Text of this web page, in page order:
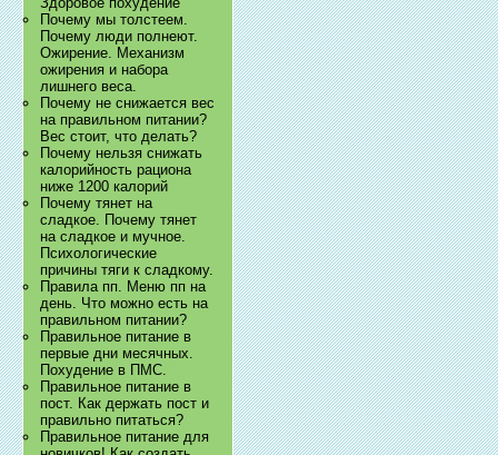
Почему мы толстеем.
Почему люди полнеют.
Ожирение. Механизм
ожирения и набора
лишнего веса.
Почему не снижается вес
на правильном питании?
Вес стоит, что делать?
Почему нельзя снижать
калорийность рациона
ниже 1200 калорий
Почему тянет на
сладкое. Почему тянет
на сладкое и мучное.
Психологические
причины тяги к сладкому.
Правила пп. Меню пп на
день. Что можно есть на
правильном питании?
Правильное питание в
первые дни месячных.
Похудение в ПМС.
Правильное питание в
пост. Как держать пост и
правильно питаться?
Правильное питание для